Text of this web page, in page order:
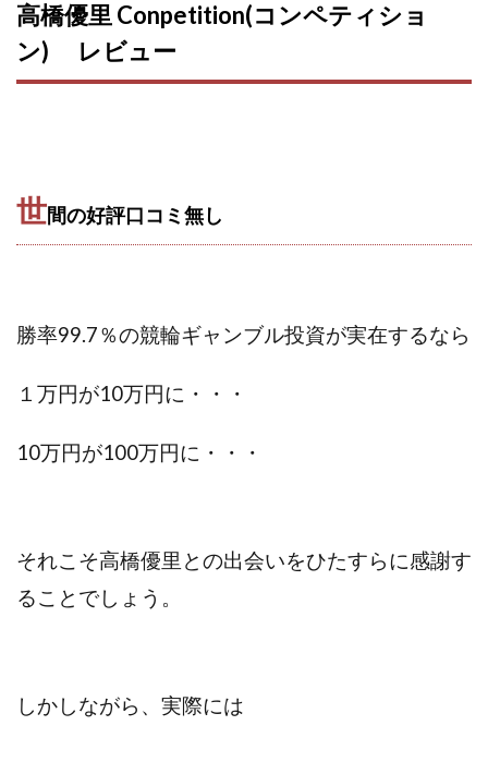
高橋優里 Conpetition(コンペティショ
ン) レビュー
世間の好評口コミ無し
勝率99.7％の競輪ギャンブル投資が実在するなら
１万円が10万円に・・・
10万円が100万円に・・・
それこそ高橋優里との出会いをひたすらに感謝す
ることでしょう。
しかしながら、実際には